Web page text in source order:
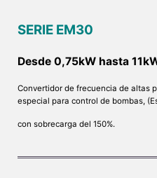
SERIE EM30
Desde 0,75kW hasta
Convertidor de frecuencia de altas
especial para control de bombas,
con sobrecarga del 150%.